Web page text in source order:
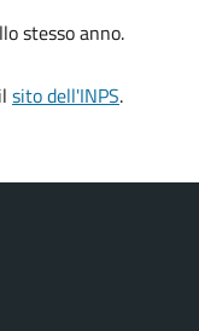
stesso anno.
sito dell'INPS.